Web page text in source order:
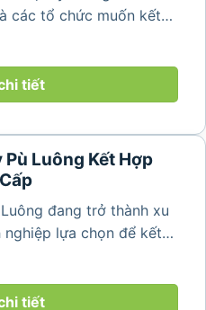
các tổ chức muốn kết
và tổ chức các hoạt
tiết
Luông Kết Hợp
đang trở thành xu
lựa chọn để kết
năng lượng và xây
vì những chuyến du
ty...
tiết